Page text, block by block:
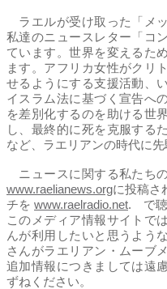
ラエルが受け取った「メ
私達のニュースレター「コ
ています。世界を変えるた
ます。アフリカ女性がクリ
せるようにする支援活動、
イスラム法に基づく宣告へ
を差別化するのを助ける世
し、最終的に死を克服する
など、ラエリアンの時代に
ニュースに関する私たち
www.raelianews.orgに投稿さ
チを www.raelradio.net. で聴
このメディア情報サイトで
んが利用したいと思うよう
さんがラエリアン・ムーブ
追加情報につきましては遠
ずねください。